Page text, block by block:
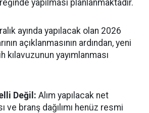
yapılması planlanmaktadır.
ayında yapılacak olan 2026
açıklanmasının ardından, yeni
kılavuzunun yayımlanması
Değil: Alım yapılacak net
ve branş dağılımı henüz resmi